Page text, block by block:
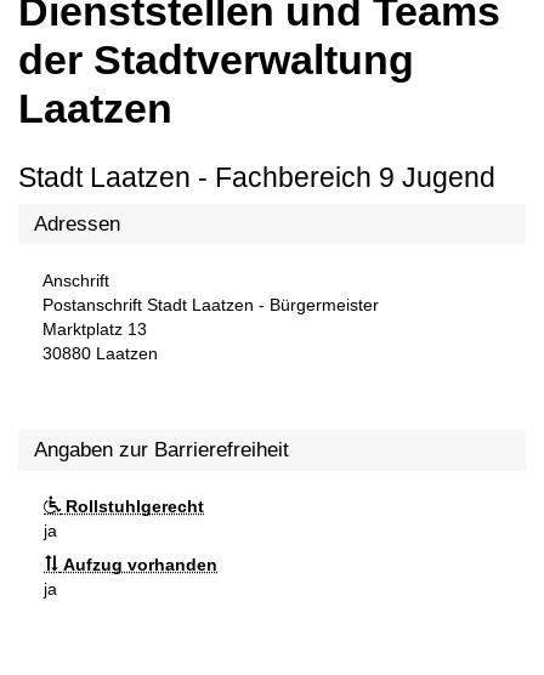
Dienststellen und Teams
der Stadtverwaltung
Laatzen
Stadt Laatzen - Fachbereich 9 Jugend
Adressen
Anschrift
Postanschrift Stadt Laatzen - Bürgermeister
Marktplatz 13
30880 Laatzen
Angaben zur Barrierefreiheit
Rollstuhlgerecht
ja
Aufzug vorhanden
ja